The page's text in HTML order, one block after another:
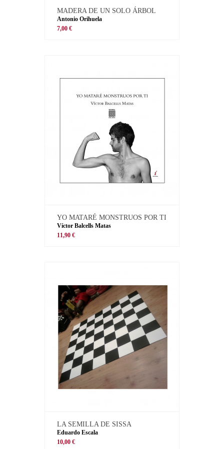
MADERA DE UN SOLO ÁRBOL
Antonio Orihuela
7,00 €
YO MATARÉ MONSTRUOS POR TI
Víctor Balcells Matas
11,90 €
LA SEMILLA DE SISSA
Eduardo Escala
10,00 €